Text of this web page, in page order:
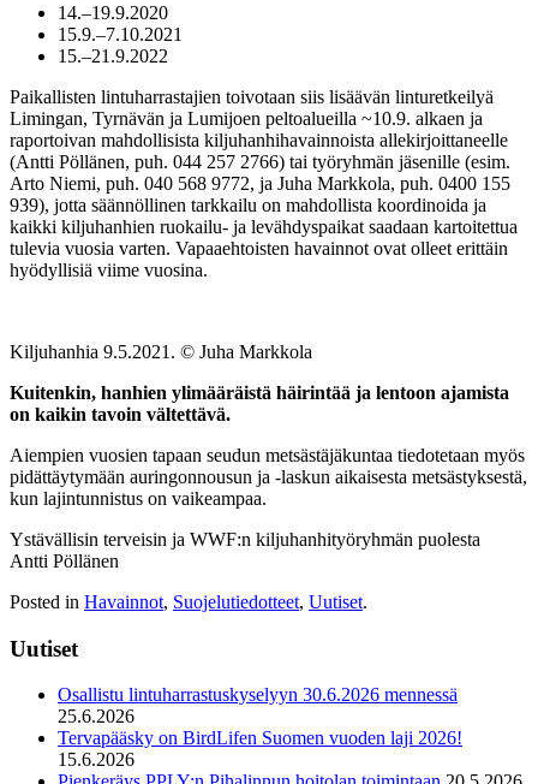
14.–19.9.2020
15.9.–7.10.2021
15.–21.9.2022
Paikallisten lintuharrastajien toivotaan siis lisäävän linturetkeilyä
Limingan, Tyrnävän ja Lumijoen peltoalueilla ~10.9. alkaen ja
raportoivan mahdollisista kiljuhanhihavainnoista allekirjoittaneelle
(Antti Pöllänen, puh. 044 257 2766) tai työryhmän jäsenille (esim.
Arto Niemi, puh. 040 568 9772, ja Juha Markkola, puh. 0400 155
939), jotta säännöllinen tarkkailu on mahdollista koordinoida ja
kaikki kiljuhanhien ruokailu- ja levähdyspaikat saadaan kartoitettua
tulevia vuosia varten. Vapaaehtoisten havainnot ovat olleet erittäin
hyödyllisiä viime vuosina.
Kiljuhanhia 9.5.2021. © Juha Markkola
Kuitenkin, hanhien ylimääräistä häirintää ja lentoon ajamista
on kaikin tavoin vältettävä.
Aiempien vuosien tapaan seudun metsästäjäkuntaa tiedotetaan myös
pidättäytymään auringonnousun ja -laskun aikaisesta metsästyksestä,
kun lajintunnistus on vaikeampaa.
Ystävällisin terveisin ja WWF:n kiljuhanhityöryhmän puolesta
Antti Pöllänen
Posted in Havainnot, Suojelutiedotteet, Uutiset.
Uutiset
Osallistu lintuharrastuskyselyyn 30.6.2026 mennessä
25.6.2026
Tervapääsky on BirdLifen Suomen vuoden laji 2026!
15.6.2026